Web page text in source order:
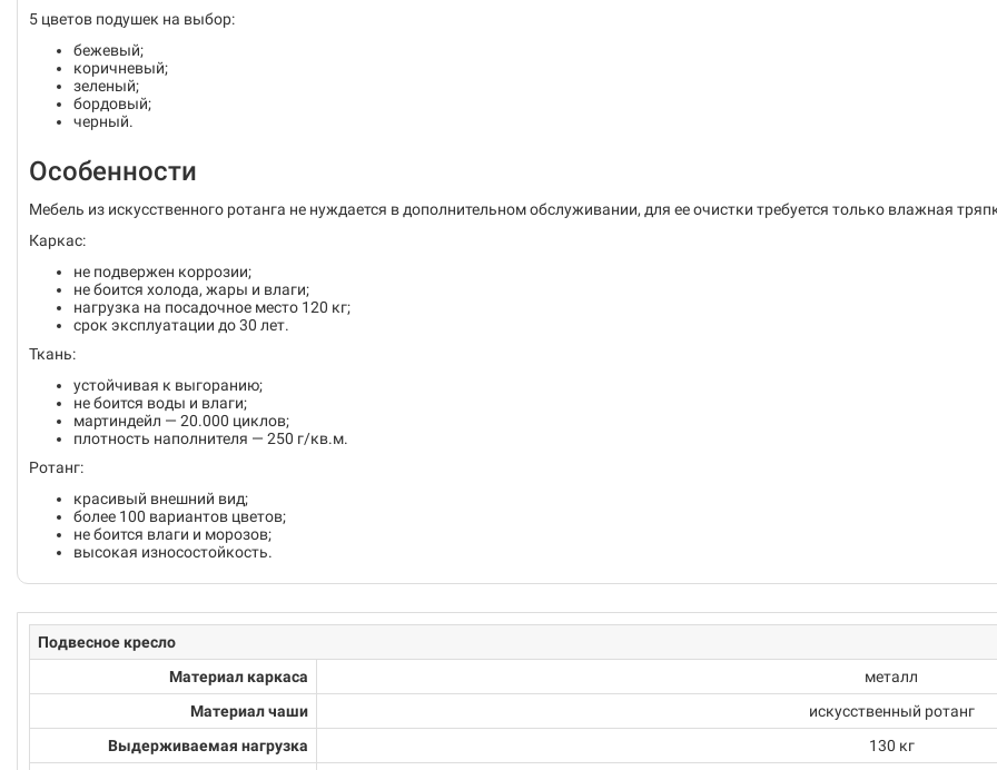
5 цветов подушек на выбор:
бежевый;
коричневый;
зеленый;
бордовый;
черный.
Особенности
Мебель из искусственного ротанга не нуждается в дополнительном обслуживании, для ее очистки требуется только влажная
Каркас:
не подвержен коррозии;
не боится холода, жары и влаги;
нагрузка на посадочное место 120 кг;
срок эксплуатации до 30 лет.
Ткань:
устойчивая к выгоранию;
не боится воды и влаги;
мартиндейл — 20.000 циклов;
плотность наполнителя — 250 г/кв.м.
Ротанг:
красивый внешний вид;
более 100 вариантов цветов;
не боится влаги и морозов;
высокая износостойкость.
Подвесное кресло
Материал каркаса
металл
Материал чаши
искусственный ротанг
Выдерживаемая нагрузка
130 кг